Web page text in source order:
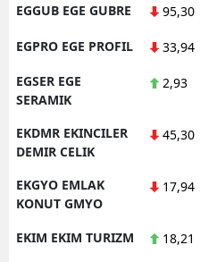
EGGUB EGE GUBRE 95,30
EGPRO EGE PROFIL 33,94
EGSER EGE
SERAMIK
2,93
EKDMR EKINCILER
DEMIR CELIK
45,30
EKGYO EMLAK
KONUT GMYO
17,94
EKIM EKIM TURIZM 18,21